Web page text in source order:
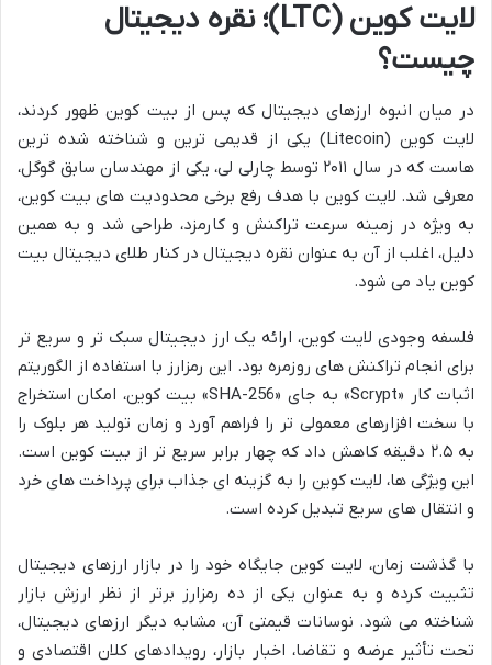
لایت کوین (LTC)؛ نقره دیجیتال
چیست؟
در میان انبوه ارزهای دیجیتال که پس از بیت کوین ظهور کردند،
لایت کوین (Litecoin) یکی از قدیمی ترین و شناخته شده ترین
هاست که در سال ۲۰۱۱ توسط چارلی لی، یکی از مهندسان سابق گوگل،
معرفی شد. لایت کوین با هدف رفع برخی محدودیت های بیت کوین،
به ویژه در زمینه سرعت تراکنش و کارمزد، طراحی شد و به همین
دلیل، اغلب از آن به عنوان نقره دیجیتال در کنار طلای دیجیتال بیت
کوین یاد می شود.
فلسفه وجودی لایت کوین، ارائه یک ارز دیجیتال سبک تر و سریع تر
برای انجام تراکنش های روزمره بود. این رمزارز با استفاده از الگوریتم
اثبات کار «Scrypt» به جای «SHA-256» بیت کوین، امکان استخراج
با سخت افزارهای معمولی تر را فراهم آورد و زمان تولید هر بلوک را
به ۲.۵ دقیقه کاهش داد که چهار برابر سریع تر از بیت کوین است.
این ویژگی ها، لایت کوین را به گزینه ای جذاب برای پرداخت های خرد
و انتقال های سریع تبدیل کرده است.
با گذشت زمان، لایت کوین جایگاه خود را در بازار ارزهای دیجیتال
تثبیت کرده و به عنوان یکی از ده رمزارز برتر از نظر ارزش بازار
شناخته می شود. نوسانات قیمتی آن، مشابه دیگر ارزهای دیجیتال،
تحت تأثیر عرضه و تقاضا، اخبار بازار، رویدادهای کلان اقتصادی و